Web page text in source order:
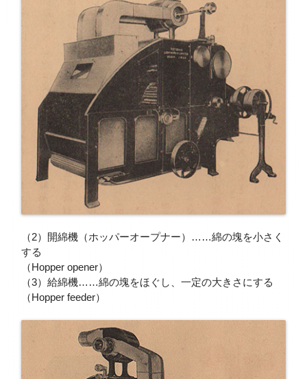
（2）開綿機（ホッパーオープナー）……綿の塊を小さく
する
（Hopper opener）
（3）給綿機……綿の塊をほぐし、一定の大きさにする
（Hopper feeder）